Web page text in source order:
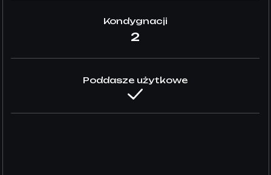
Kondygnacji
2
Poddasze użytkowe